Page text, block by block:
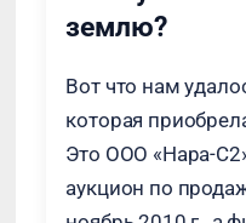
землю?
Вот что нам
которая
Это ООО «Нара-
аукцион по